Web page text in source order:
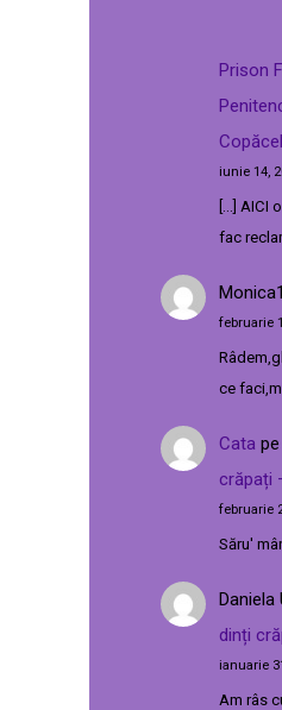
Prison
iunie 14,
[…] AICI
fac
Monica1
februarie
ce
Cata pe
crăpați
februarie
Săru'
Daniela
dinți
ianuarie
Am râs